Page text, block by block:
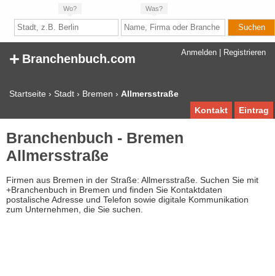
Wo? Was?
Anmelden Registrieren
+ Branchenbuch.com
Startseite › Stadt › Bremen › Allmersstraße
Eintrag
Kontakt
Branchenbuch - Bremen
Allmersstraße
Firmen aus Bremen in der Straße: Allmersstraße. Suchen Sie mit
+Branchenbuch in Bremen und finden Sie Kontaktdaten
postalische Adresse und Telefon sowie digitale Kommunikation
zum Unternehmen, die Sie suchen.